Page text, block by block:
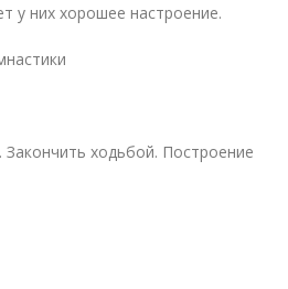
у них хорошее настроение.
Закончить ходьбой. Построение